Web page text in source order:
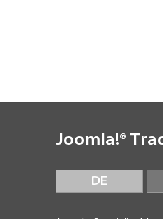
Joomla!®
DE